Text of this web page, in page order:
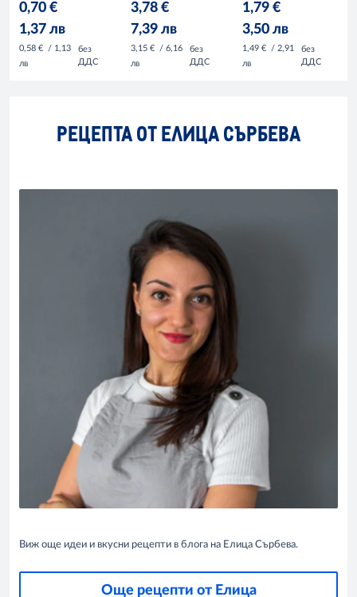
0,70 €
1,37 лв
0,58 € / 1,13
лв
без
ДДС
3,78 €
7,39 лв
3,15 € / 6,16
лв
без
ДДС
1,79 €
3,50 лв
1,49 € / 2,91
лв
без
ДДС
РЕЦЕПТА ОТ ЕЛИЦА СЪРБЕВА
Виж още идеи и вкусни рецепти в блога на Елица Сърбева.
Още рецепти от Елица